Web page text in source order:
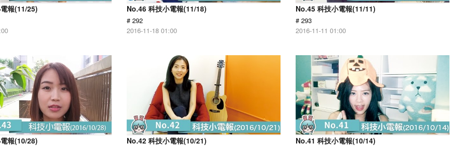
報(11/25) No.46 科技小電報(11/18)
# 292
2016-11-18 01:00
No.45 科技小電報(11/11)
# 293
2016-11-11 01:00
報(10/28) No.42 科技小電報(10/21) No.41 科技小電報(10/14)